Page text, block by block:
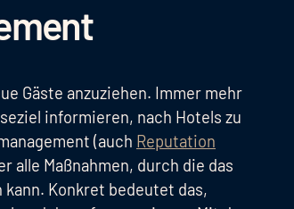
Gäste anzuziehen. Immer mehr
informieren, nach Hotels zu
(auch Reputation
alle Maßnahmen, durch die das
Konkret bedeutet das,